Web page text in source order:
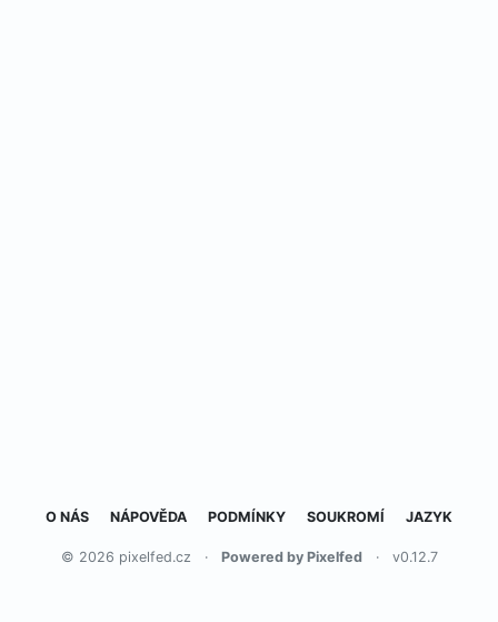
O NÁS NÁPOVĚDA PODMÍNKY SOUKROMÍ JAZYK
© 2026 pixelfed.cz · Powered by Pixelfed · v0.12.7